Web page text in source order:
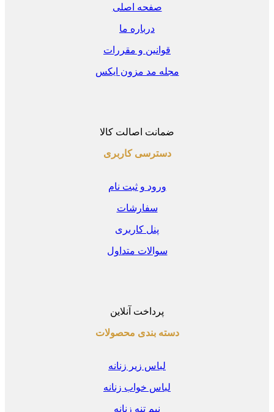
صفحه اصلی
درباره ما
قوانین و مقررات
مجله مد مزون ایکس
ضمانت اصالت کالا
دسترسی کاربری
ورود و ثبت نام
سفارشات
پنل کاربری
سوالات متداول
پرداخت آنلاین
دسته بندی محصولات
لباس زیر زنانه
لباس خواب زنانه
نیم تنه زنانه